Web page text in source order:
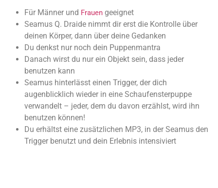
Für Männer und Frauen geeignet
Seamus Q. Draide nimmt dir erst die Kontrolle über
deinen Körper, dann über deine Gedanken
Du denkst nur noch dein Puppenmantra
Danach wirst du nur ein Objekt sein, dass jeder
benutzen kann
Seamus hinterlässt einen Trigger, der dich
augenblicklich wieder in eine Schaufensterpuppe
verwandelt – jeder, dem du davon erzählst, wird ihn
benutzen können!
Du erhältst eine zusätzlichen MP3, in der Seamus den
Trigger benutzt und dein Erlebnis intensiviert